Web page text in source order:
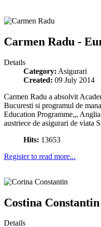
Carmen Radu -
Details
Category: Asigurari
Created: 09 July 2014
Carmen Radu a absolvit
Bucuresti si programul de
Education Programme„,
austriece de asigurari de viata
Hits: 13653
Register to read more...
Costina
Details